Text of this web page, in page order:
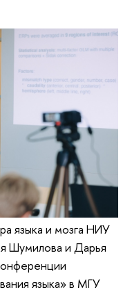
языка и мозга НИУ
Шумилова и Дарья
языка» в МГУ